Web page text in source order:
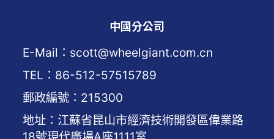
中國分公司
E-Mail：scott@wheelgiant.com.cn
TEL：86-512-57515789
郵政編號：215300
地址：江蘇省昆山市經濟技術開發區偉業路